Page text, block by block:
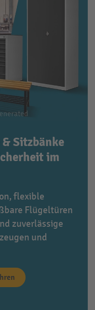
Sitzbänke
im
flexible
Flügeltüren
zuverlässige
und